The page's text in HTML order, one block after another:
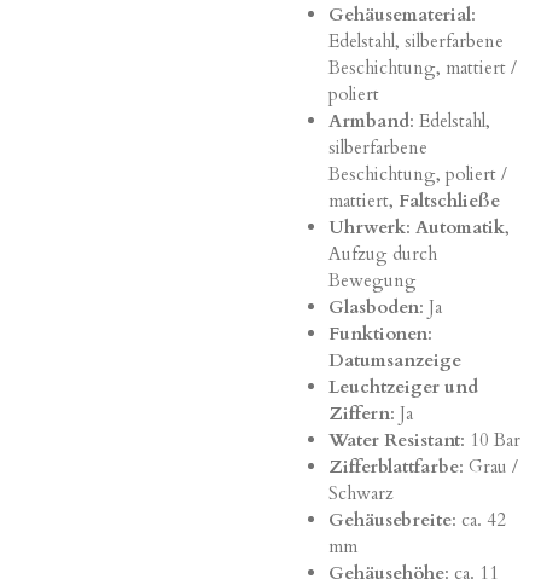
Gehäusematerial:
Edelstahl, silberfarbene
Beschichtung, mattiert /
poliert
Armband: Edelstahl,
silberfarbene
Beschichtung, poliert /
mattiert, Faltschließe
Uhrwerk: Automatik,
Aufzug durch
Bewegung
Glasboden: Ja
Funktionen:
Datumsanzeige
Leuchtzeiger und
Ziffern: Ja
Water Resistant: 10 Bar
Zifferblattfarbe: Grau /
Schwarz
Gehäusebreite: ca. 42
mm
Gehäusehöhe: ca. 11